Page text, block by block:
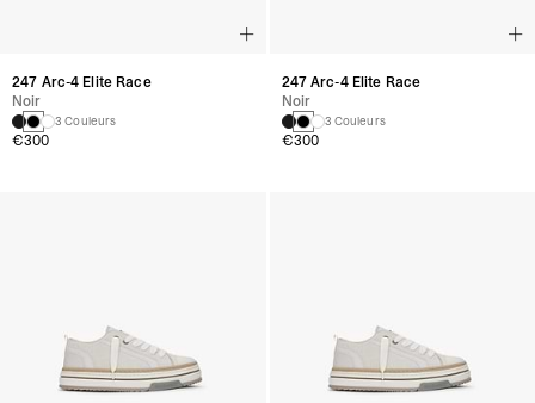
247 Arc-4 Elite Race
Noir
3 Couleurs
€300
247 Arc-4 Elite Race
Noir
3 Couleurs
€300